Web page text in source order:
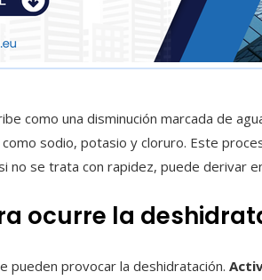
como una disminución marcada de
sodio, potasio y cloruro. Este
no se trata con rapidez, puede derivar
ocurre la
pueden provocar la deshidratación.